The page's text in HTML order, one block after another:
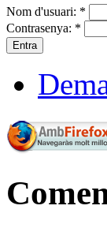
Nom d'usuari: *
Contrasenya: *